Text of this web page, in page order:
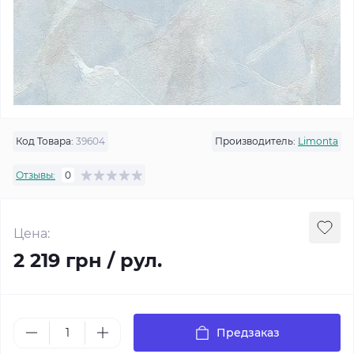
Код Товара: 39604 Производитель: Limonta
Отзывы: 0
Цена:
2 219 грн / рул.
Предзаказ